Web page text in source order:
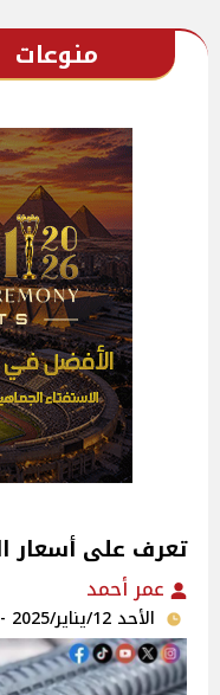
منوعات
تعرف على أسعار
عمر أحمد
الأحد 12/يناير/2025 - 08:59 ص